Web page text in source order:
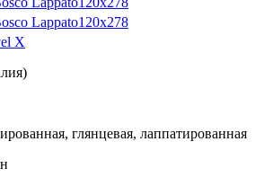
X
глянцевая, лаппатированная